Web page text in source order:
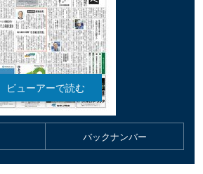
バックナンバー